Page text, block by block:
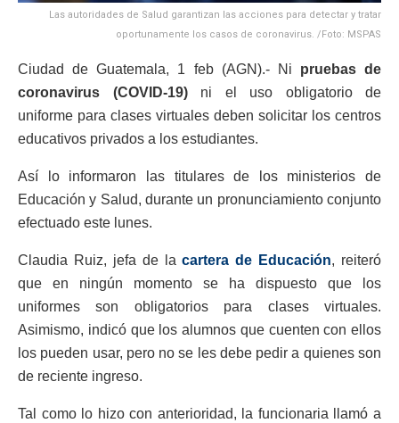
Las autoridades de Salud garantizan las acciones para detectar y tratar
oportunamente los casos de coronavirus. /Foto: MSPAS
Ciudad de Guatemala, 1 feb (AGN).- Ni pruebas de
coronavirus (COVID-19)ni el uso obligatorio de
uniforme para clases virtuales deben solicitar los centros
educativos privados a los estudiantes.
Así lo informaron las titulares de los ministerios de
Educación y Salud, durante un pronunciamiento conjunto
efectuado este lunes.
Claudia Ruiz, jefa de lacartera de Educación, reiteró
que en ningún momento se ha dispuesto que los
uniformes son obligatorios para clases virtuales.
Asimismo, indicó que los alumnos que cuenten con ellos
los pueden usar, pero no se les debe pedir a quienes son
de reciente ingreso.
Tal como lo hizo con anterioridad, la funcionaria llamó a